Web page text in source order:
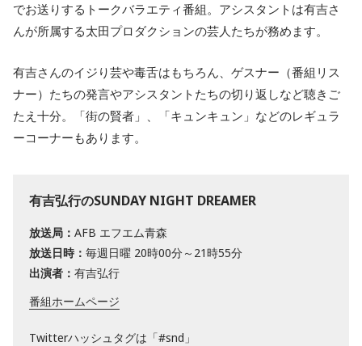
でお送りするトークバラエティ番組。アシスタントは有吉さ
んが所属する太田プロダクションの芸人たちが務めます。
有吉さんのイジり芸や毒舌はもちろん、ゲスナー（番組リス
ナー）たちの発言やアシスタントたちの切り返しなど聴きご
たえ十分。「街の賢者」、「キュンキュン」などのレギュラ
ーコーナーもあります。
有吉弘行のSUNDAY NIGHT DREAMER
放送局： AFB エフエム青森
放送日時： 毎週日曜 20時00分～21時55分
出演者： 有吉弘行
番組ホームページ
Twitterハッシュタグは「#snd」